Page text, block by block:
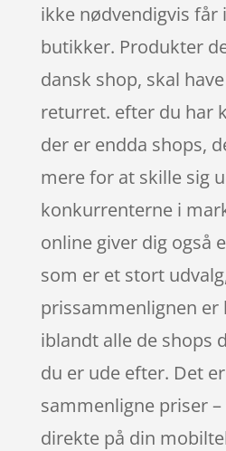
ikke nødvendigvis får
butikker. Produkter
dansk shop, skal
returret. efter du har
der er endda shops,
mere for at skille sig
konkurrenterne i
online giver dig også
som er et stort
prissammenlignen er
iblandt alle de shops
du er ude efter. Det
sammenligne priser
direkte på din